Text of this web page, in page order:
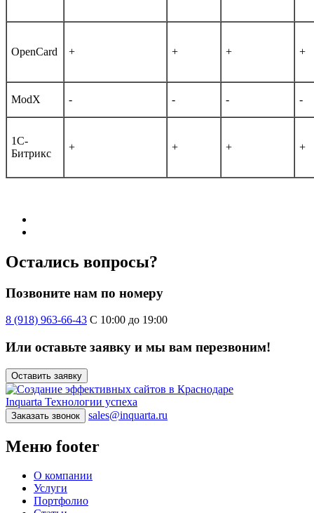
OpenCard + + + +
ModX - - - -
1C-
Битрикс
+ + + +
Остались вопросы?
Позвоните нам по номеру
8 (918) 963-66-43 С 10:00 до 19:00
Или оставьте заявку и мы вам перезвоним!
Оставить заявку
Inquarta Технологии успеха
Заказать звонок sales@inquarta.ru
Меню footer
О компании
Услуги
Портфолио